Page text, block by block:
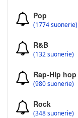
Pop
(1774 suonerie)
R&B
(132 suonerie)
Rap-Hip hop
(980 suonerie)
Rock
(348 suonerie)